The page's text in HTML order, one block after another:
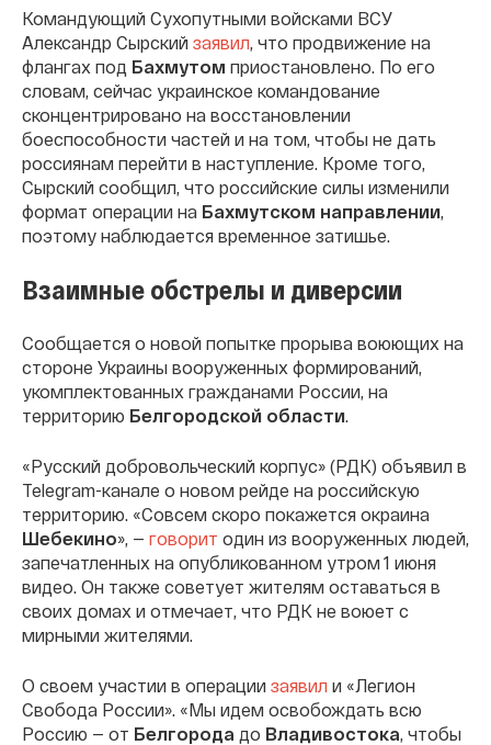
Командующий Сухопутными войсками ВСУ
Александр Сырский заявил , что продвижение на
флангах под Бахмутом приостановлено. По его
словам, сейчас украинское командование
сконцентрировано на восстановлении
боеспособности частей и на том, чтобы не дать
россиянам перейти в наступление. Кроме того,
Сырский сообщил, что российские силы изменили
формат операции на Бахмутском направлении
поэтому наблюдается временное затишье.
Взаимные обстрелы и диверсии
Сообщается о новой попытке прорыва воюющих на
стороне Украины вооруженных формирований,
укомплектованных гражданами России, на
территорию Белгородской области
«Русский добровольческий корпус» (РДК) объявил в
Telegram-канале о новом рейде на российскую
территорию. «Совсем скоро покажется окраина
Шебекино», — говорит один из вооруженных людей,
запечатленных на опубликованном утром 1 июня
видео. Он также советует жителям оставаться в
своих домах и отмечает, что РДК не воюет с
мирными жителями.
О своем участии в операции заявил и «Легион
Свобода России». «Мы идем освобождать всю
Россию — от Белгорода до Владивостока , чтобы